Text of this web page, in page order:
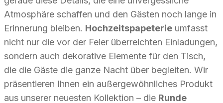
Atmosphäre schaffen und den Gästen noch lange in
Erinnerung bleiben. Hochzeitspapeterie umfasst
nicht nur die vor der Feier überreichten Einladungen,
sondern auch dekorative Elemente für den Tisch,
die die Gäste die ganze Nacht über begleiten. Wir
präsentieren Ihnen ein außergewöhnliches Produkt
aus unserer neuesten Kollektion – die Runde